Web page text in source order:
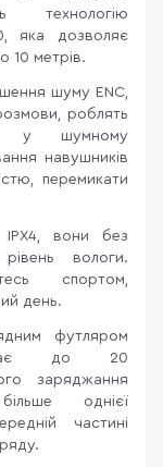
технологію
яка дозволяє
10 метрів.
шуму ENC,
роблять
у шумному
навушників
перемикати
ІРX4, вони без
вологи.
спортом,
день.
футляром
до 20
заряджання
однієї
частині